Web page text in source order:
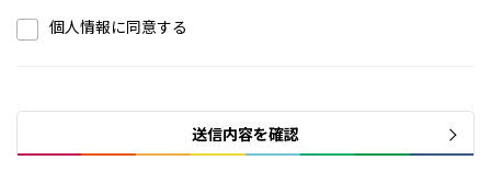
個人情報に同意する
送信内容を確認